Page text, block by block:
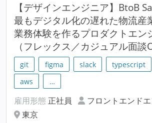
【デザインエンジニア】BtoB
最もデジタル化の遅れた物流産
業務体験を作るプロダクトエン
（フレックス／カジュアル面談
git figma slack typescript
aws
…
雇用形態 正社員
フロントエンド
東京